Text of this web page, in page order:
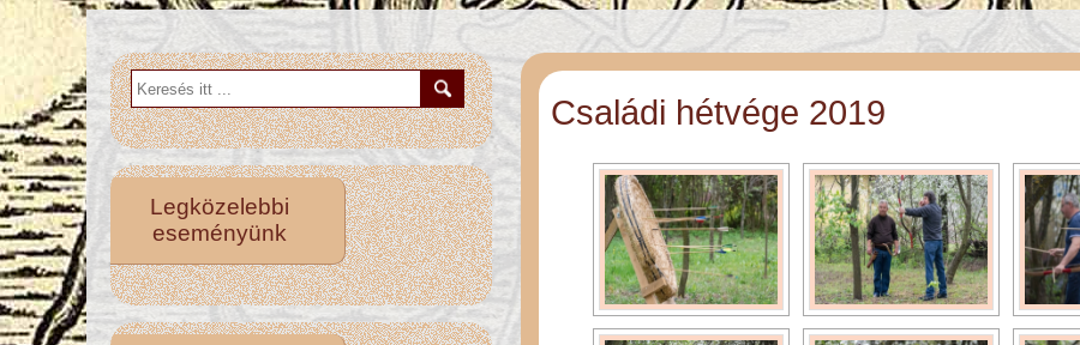
Legközelebbi
eseményünk
Családi hétvége 2019